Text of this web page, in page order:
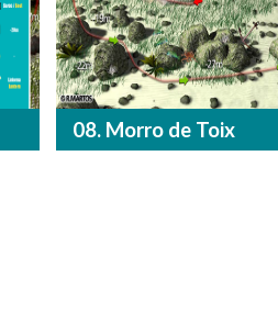
08. Morro de Toix